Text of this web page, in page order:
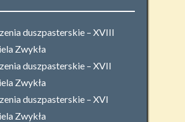
duszpasterskie – XVIII
Zwykła
duszpasterskie – XVII
Zwykła
duszpasterskie – XVI
Zwykła